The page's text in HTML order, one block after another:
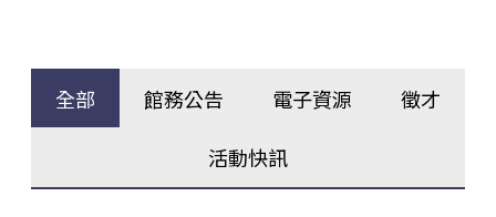
全部 館務公告 電子資源 徵才
活動快訊